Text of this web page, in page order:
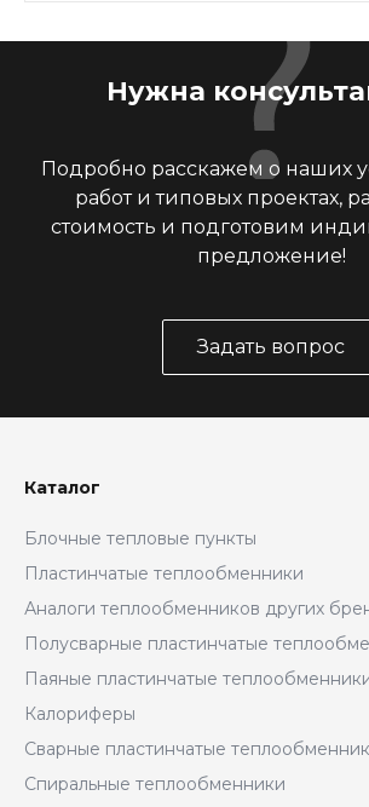
Нужна
Подробно расскажем о наших
работ и типовых проектах,
стоимость и подготовим
предложение!
Задать вопрос
Каталог
Блочные тепловые пункты
Пластинчатые теплообменники
Аналоги теплообменников других
Полусварные пластинчатые
Паяные пластинчатые
Калориферы
Сварные пластинчатые
Спиральные теплообменники